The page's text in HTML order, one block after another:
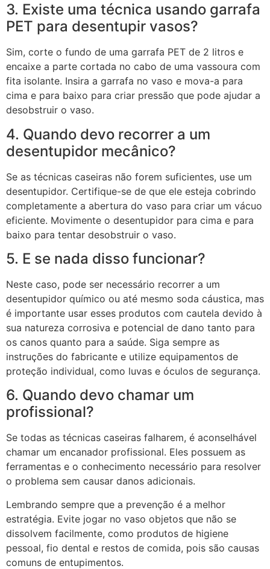
3. Existe uma técnica usando garrafa
PET para desentupir vasos?
Sim, corte o fundo de uma garrafa PET de 2 litros e
encaixe a parte cortada no cabo de uma vassoura com
fita isolante. Insira a garrafa no vaso e mova-a para
cima e para baixo para criar pressão que pode ajudar a
desobstruir o vaso.
4. Quando devo recorrer a um
desentupidor mecânico?
Se as técnicas caseiras não forem suficientes, use um
desentupidor. Certifique-se de que ele esteja cobrindo
completamente a abertura do vaso para criar um vácuo
eficiente. Movimente o desentupidor para cima e para
baixo para tentar desobstruir o vaso.
5. E se nada disso funcionar?
Neste caso, pode ser necessário recorrer a um
desentupidor químico ou até mesmo soda cáustica, mas
é importante usar esses produtos com cautela devido à
sua natureza corrosiva e potencial de dano tanto para
os canos quanto para a saúde. Siga sempre as
instruções do fabricante e utilize equipamentos de
proteção individual, como luvas e óculos de segurança.
6. Quando devo chamar um
profissional?
Se todas as técnicas caseiras falharem, é aconselhável
chamar um encanador profissional. Eles possuem as
ferramentas e o conhecimento necessário para resolver
o problema sem causar danos adicionais.
Lembrando sempre que a prevenção é a melhor
estratégia. Evite jogar no vaso objetos que não se
dissolvem facilmente, como produtos de higiene
pessoal, fio dental e restos de comida, pois são causas
comuns de entupimentos.